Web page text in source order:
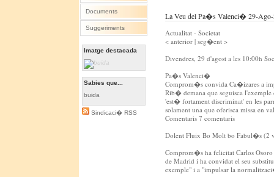
Documents
Suggeriments
Imatge destacada
Sabies que...
buida
Sindicaci� RSS
La Veu del Pa�s Valenci� 29-
Actualitat - Societat
< anterior | seg�ent >
Divendres, 29 d'agost a les 10:00h
Pa�s Valenci�
Comprom�s convida Ca�izares a
Rib� demana que seguisca
'est� fortament discriminat' en les
solament una que oferisca missa en
Comentaris 7 comentaris
Dolent Fluix Bo Molt bo Fabul�s (2
Comprom�s ha felicitat Carlos
de Madrid i ha convidat el seu
exemple" i a "impulsar la